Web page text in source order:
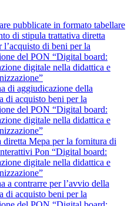
pubblicate in formato tabellare
di stipula trattativa diretta
l’acquisto di beni per la
del PON “Digital board:
digitale nella didattica e
di aggiudicazione della
di acquisto beni per la
del PON “Digital board:
digitale nella didattica e
diretta Mepa per la fornitura di
Pon “Digital board:
digitale nella didattica e
a contrarre per l’avvio della
di acquisto beni per la